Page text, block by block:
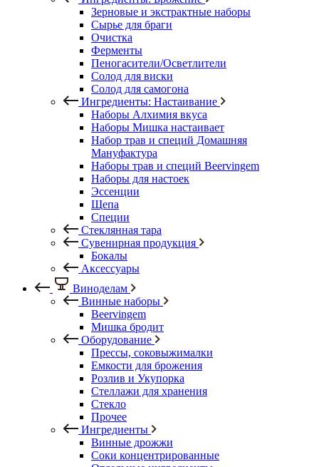
Зерновые и экстрактные наборы
Сырье для браги
Очистка
Ферменты
Пеногасители/Осветлители
Солод для виски
Солод для самогона
Ингредиенты: Настаивание
Наборы Алхимия вкуса
Наборы Мишка настаивает
Набор трав и специй Домашняя
Мануфактура
Наборы трав и специй Beervingem
Наборы для настоек
Эссенции
Щепа
Специи
Стеклянная тара
Сувенирная продукция
Бокалы
Аксессуары
Виноделам
Винные наборы
Beervingem
Мишка бродит
Оборудование
Прессы, соковыжималки
Емкости для брожения
Розлив и Укупорка
Стеллажи для хранения
Стекло
Прочее
Ингредиенты
Винные дрожжи
Соки концентрированные